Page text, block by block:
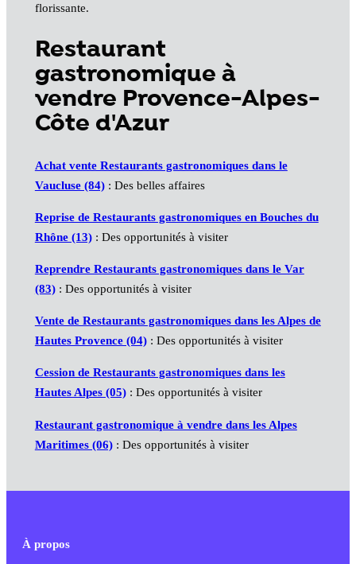
florissante.
Restaurant
gastronomique à
vendre Provence-Alpes-
Côte d'Azur
Achat vente Restaurants gastronomiques dans le
Vaucluse (84): Des belles affaires
Reprise de Restaurants gastronomiques en Bouches du
Rhône (13): Des opportunités à visiter
Reprendre Restaurants gastronomiques dans le Var
(83): Des opportunités à visiter
Vente de Restaurants gastronomiques dans les Alpes de
Hautes Provence (04): Des opportunités à visiter
Cession de Restaurants gastronomiques dans les
Hautes Alpes (05): Des opportunités à visiter
Restaurant gastronomique à vendre dans les Alpes
Maritimes (06): Des opportunités à visiter
À propos